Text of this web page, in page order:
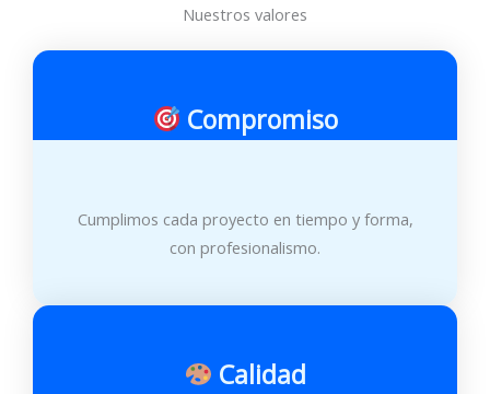
Nuestros valores
Compromiso
Cumplimos cada proyecto en tiempo y forma,
con profesionalismo.
Calidad